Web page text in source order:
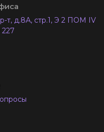
т, д.8А, стр.1, Э 2 ПОМ IV